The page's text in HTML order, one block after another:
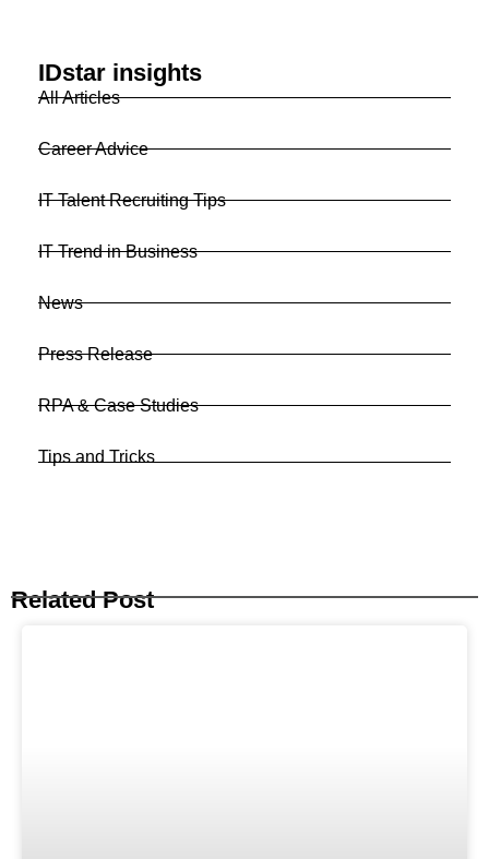
IDstar insights
All Articles
Career Advice
IT Talent Recruiting Tips
IT Trend in Business
News
Press Release
RPA & Case Studies
Tips and Tricks
Related Post